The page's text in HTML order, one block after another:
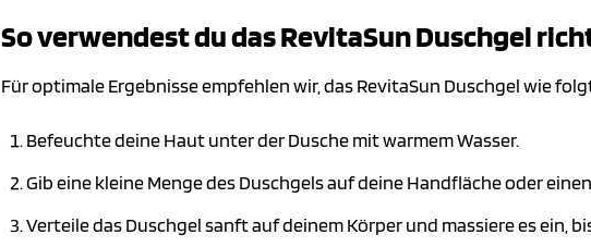
So verwendest du das RevitaSun Duschgel
Für optimale Ergebnisse empfehlen wir, das RevitaSun Duschgel wie
Befeuchte deine Haut unter der Dusche mit warmem Wasser.
Gib eine kleine Menge des Duschgels auf deine Handfläche oder
Verteile das Duschgel sanft auf deinem Körper und massiere es ein,